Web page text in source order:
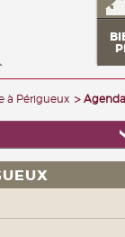
à Périgueux Agenda